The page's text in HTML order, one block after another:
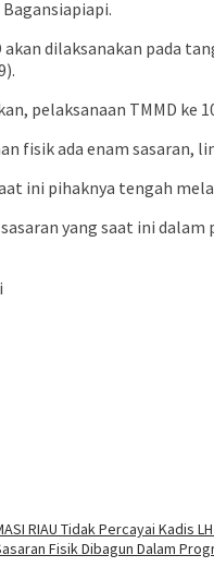
akan dilaksanakan pada
pelaksanaan TMMD ke
fisik ada enam sasaran,
ini pihaknya tengah
sasaran yang saat ini
RIAU Tidak Percayai Kadis
Fisik Dibagun Dalam